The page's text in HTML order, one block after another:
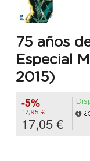
75 años
Especial
2015)
-5%
17,95 €
17,05 €